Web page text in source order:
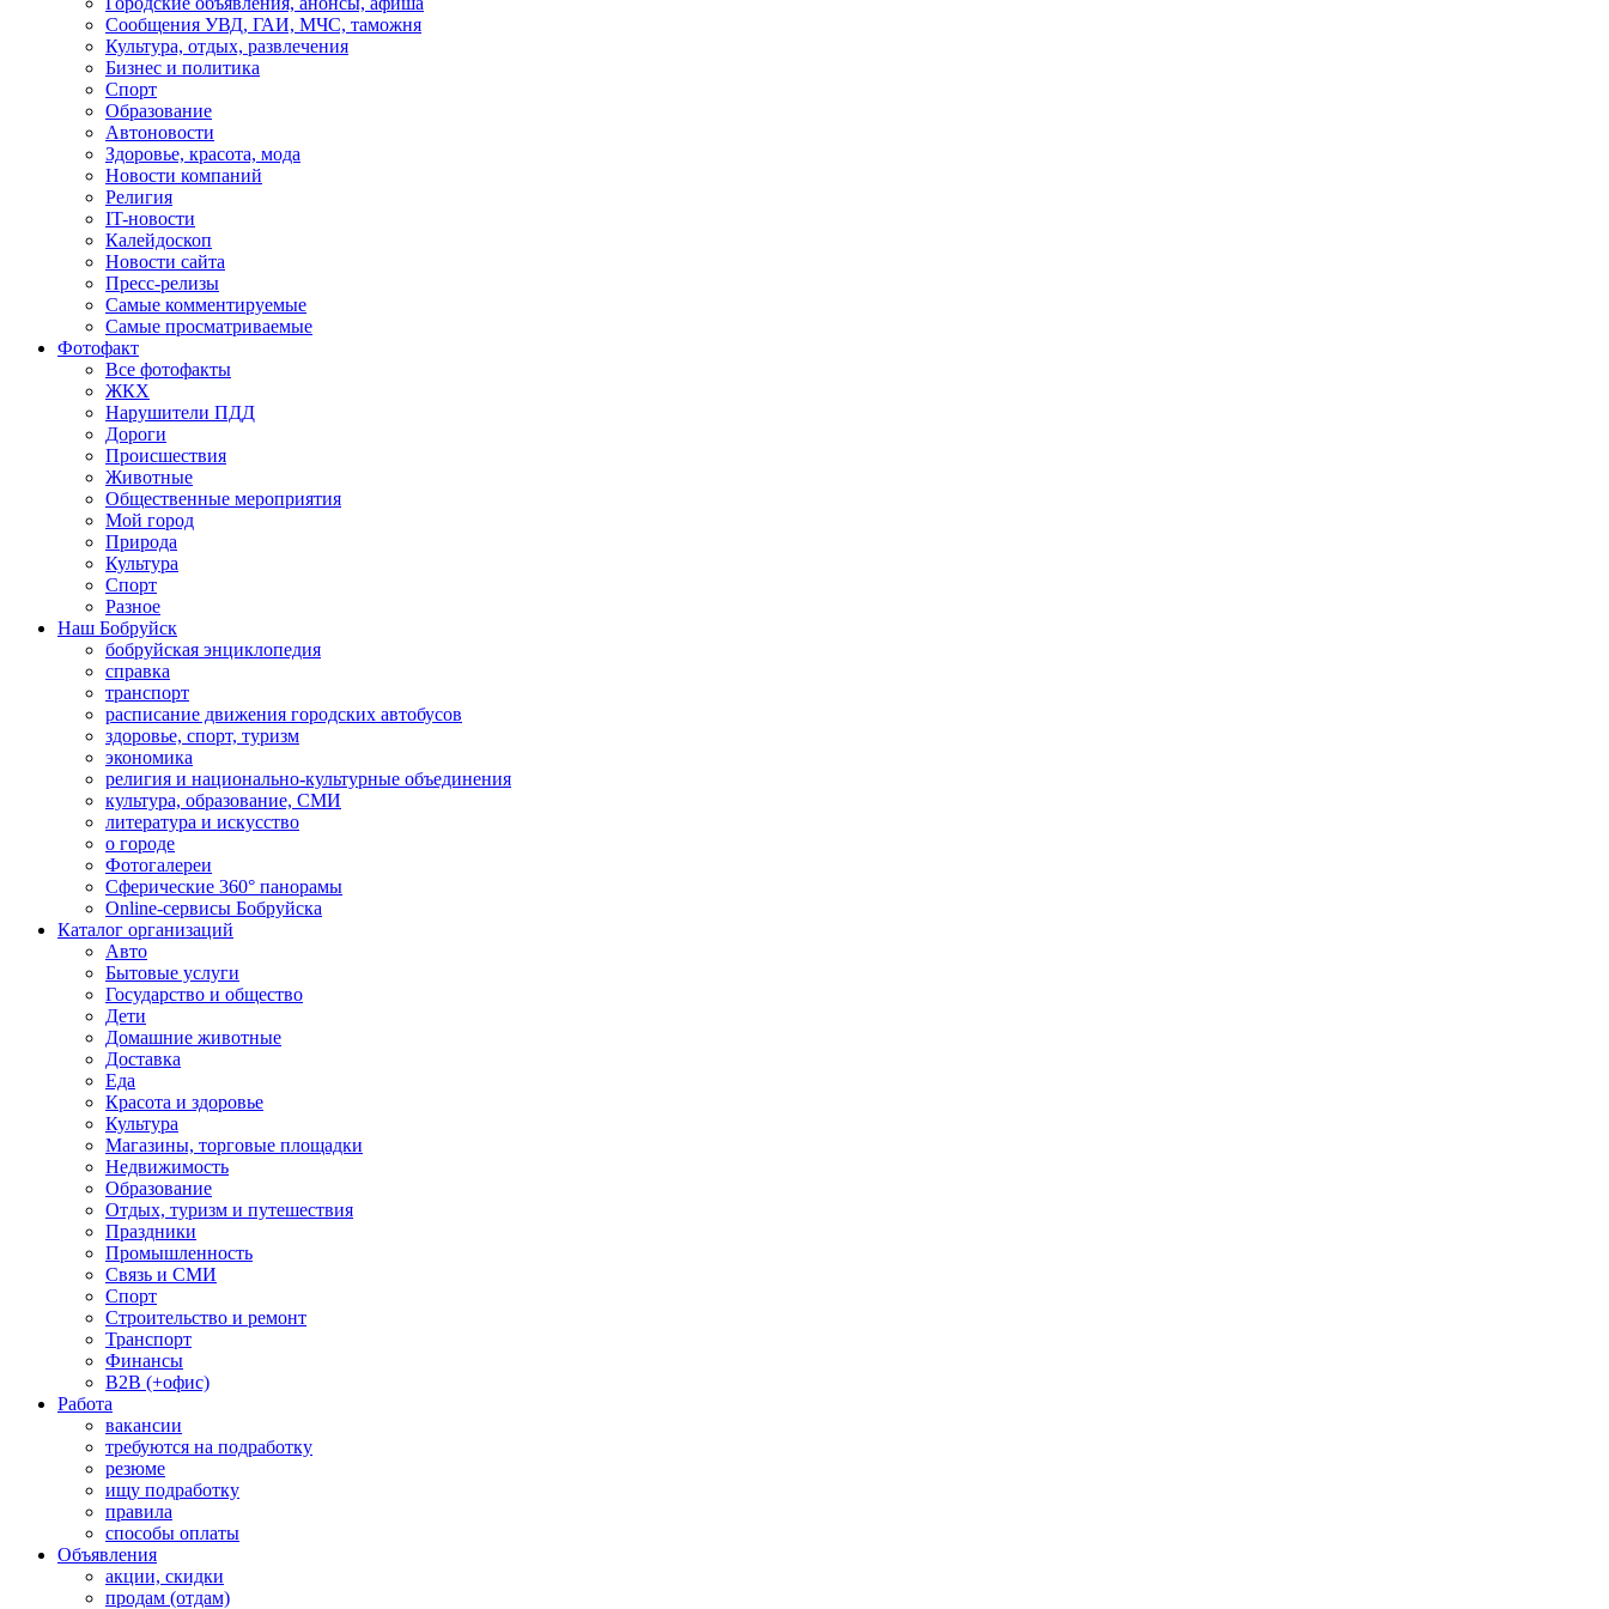
Сообщения УВД, ГАИ, МЧС, таможня
Культура, отдых, развлечения
Бизнес и политика
Спорт
Образование
Автоновости
Здоровье, красота, мода
Новости компаний
Религия
IT-новости
Калейдоскоп
Новости сайта
Пресс-релизы
Самые комментируемые
Самые просматриваемые
Фотофакт
Все фотофакты
ЖКХ
Нарушители ПДД
Дороги
Происшествия
Животные
Общественные мероприятия
Мой город
Природа
Культура
Спорт
Разное
Наш Бобруйск
бобруйская энциклопедия
справка
транспорт
расписание движения городских автобусов
здоровье, спорт, туризм
экономика
религия и национально-культурные объединения
культура, образование, СМИ
литература и искусство
о городе
Фотогалереи
Сферические 360° панорамы
Online-сервисы Бобруйска
Каталог организаций
Авто
Бытовые услуги
Государство и общество
Дети
Домашние животные
Доставка
Еда
Красота и здоровье
Культура
Магазины, торговые площадки
Недвижимость
Образование
Отдых, туризм и путешествия
Праздники
Промышленность
Связь и СМИ
Спорт
Строительство и ремонт
Транспорт
Финансы
B2B (+офис)
Работа
вакансии
требуются на подработку
резюме
ищу подработку
правила
способы оплаты
Объявления
акции, скидки
продам (отдам)